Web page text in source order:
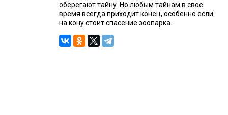
оберегают тайну. Но любым тайнам в свое
время всегда приходит конец, особенно если
на кону стоит спасение зоопарка.